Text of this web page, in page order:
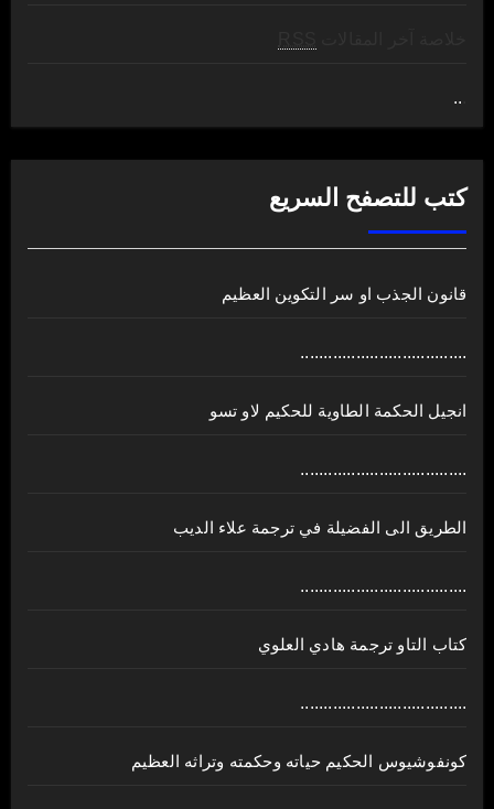
..
كتب للتصفح السريع
قانون الجذب او سر التكوين العظيم
....................................
انجيل الحكمة الطاوية للحكيم لاو تسو
....................................
الطريق الى الفضيلة في ترجمة علاء الديب
....................................
كتاب التاو ترجمة هادي العلوي
....................................
كونفوشيوس الحكيم حياته وحكمته وتراثه العظيم